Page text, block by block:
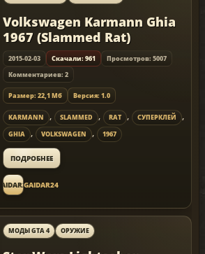
Volkswagen Karmann Ghia
1967 (Slammed Rat)
2015-02-03 Скачали: 961
Просмотров: 5007
Комментариев: 2
Размер: 22,1 Мб Версия: 1.0
KARMANN , SLAMMED , RAT , СУПЕРКЛЕЙ ,
GHIA , VOLKSWAGEN , 1967
ПОДРОБНЕЕ
GAIDAR24GAIDAR24
МОДЫ GTA 4 ОРУЖИЕ